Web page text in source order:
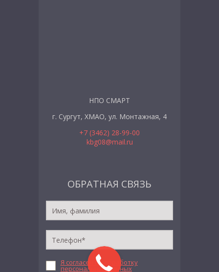
НПО СМАРТ
г. Сургут, ХМАО, ул. Монтажная, 4
+7 (3462) 28-99-00
kbg08@mail.ru
ОБРАТНАЯ СВЯЗЬ
Я согласен на обработку
персональных данных